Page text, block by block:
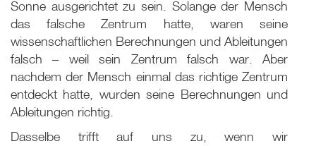
Sonne ausgerichtet zu sein. Solange der Mensch
das falsche Zentrum hatte, waren seine
wissenschaftlichen Berechnungen und Ableitungen
falsch – weil sein Zentrum falsch war. Aber
nachdem der Mensch einmal das richtige Zentrum
entdeckt hatte, wurden seine Berechnungen und
Ableitungen richtig.
Dasselbe trifft auf uns zu, wenn wir